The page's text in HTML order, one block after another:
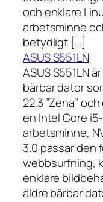
och enklare
arbetsminne
betydligt […]
ASUS S551LN
ASUS S551LN
bärbar dator
22.3 ”Zena”
en Intel Core
arbetsminne,
3.0 passar den
webbsurfning,
enklare
äldre bärbar